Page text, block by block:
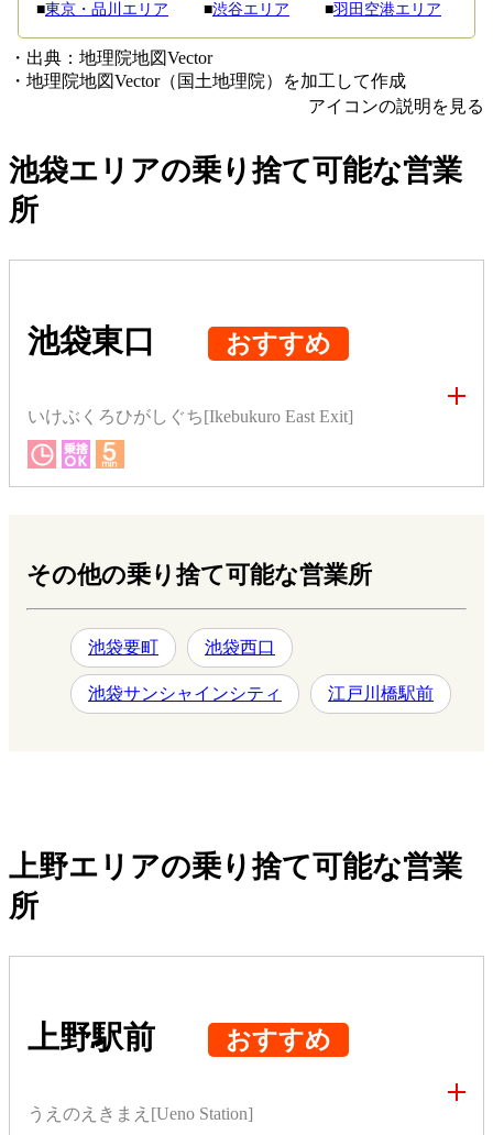
■東京・品川エリア ■渋谷エリア ■羽田空港エリア
・出典：地理院地図Vector
・地理院地図Vector（国土地理院）を加工して作成
アイコンの説明を見る
池袋エリアの乗り捨て可能な営業
所
池袋東口 おすすめ
いけぶくろひがしぐち[Ikebukuro East Exit]
その他の乗り捨て可能な営業所
池袋要町 池袋西口
池袋サンシャインシティ 江戸川橋駅前
上野エリアの乗り捨て可能な営業
所
上野駅前 おすすめ
うえのえきまえ[Ueno Station]